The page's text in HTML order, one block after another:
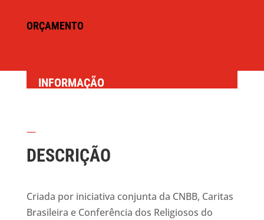
ORÇAMENTO
INFORMAÇÃO
—
DESCRIÇÃO
Criada por iniciativa conjunta da CNBB, Caritas
Brasileira e Conferência dos Religiosos do